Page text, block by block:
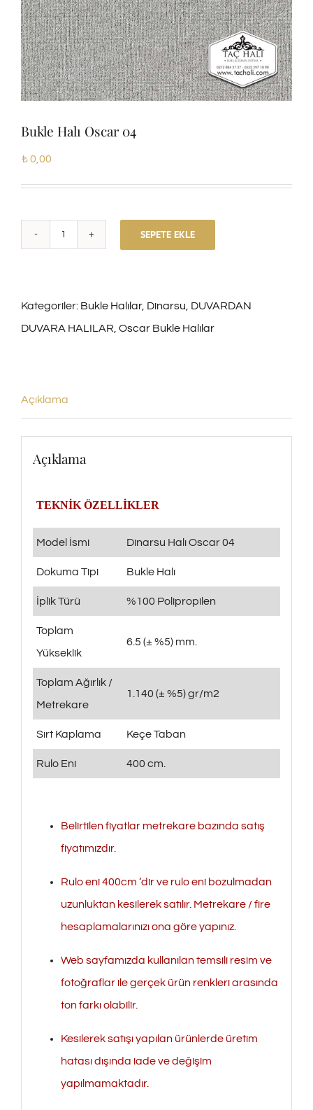
Bukle Halı Oscar 04
₺0,00
04
adet
SEPETE EKLE
Kategoriler: Bukle Halılar, Dinarsu, DUVARDAN
DUVARA HALILAR, Oscar Bukle Halılar
Açıklama
Açıklama
TEKNİK ÖZELLİKLER
Model İsmi Dinarsu Halı Oscar 04
Dokuma Tipi Bukle Halı
İplik Türü %100 Polipropilen
Toplam
Yükseklik
6.5 (± %5) mm.
Toplam Ağırlık /
Metrekare
1.140 (± %5) gr/m2
Sırt Kaplama Keçe Taban
Rulo Eni 400 cm.
Belirtilen fiyatlar metrekare bazında satış
fiyatımızdır.
Rulo eni 400cm ‘dir ve rulo eni bozulmadan
uzunluktan kesilerek satılır. Metrekare / fire
hesaplamalarınızı ona göre yapınız.
Web sayfamızda kullanılan temsili resim ve
fotoğraflar ile gerçek ürün renkleri arasında
ton farkı olabilir.
Kesilerek satışı yapılan ürünlerde üretim
hatası dışında iade ve değişim
yapılmamaktadır.